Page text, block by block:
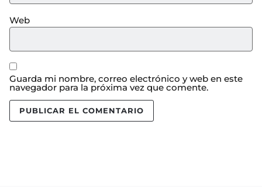
Web
Guarda mi nombre, correo electrónico y web en este
navegador para la próxima vez que comente.